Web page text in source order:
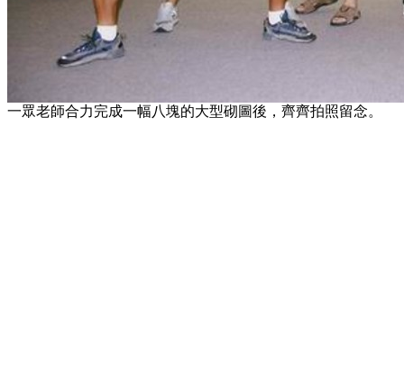
一眾老師合力完成一幅八塊的大型砌圖後，齊齊拍照留念。